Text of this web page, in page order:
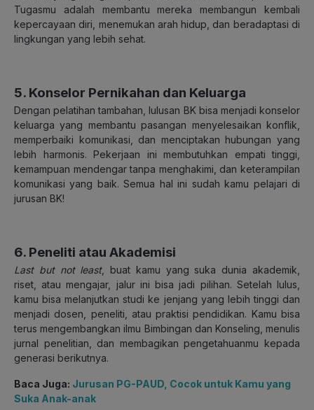
Tugasmu adalah membantu mereka membangun kembali
kepercayaan diri, menemukan arah hidup, dan beradaptasi di
lingkungan yang lebih sehat.
5. Konselor Pernikahan dan Keluarga
Dengan pelatihan tambahan, lulusan BK bisa menjadi konselor
keluarga yang membantu pasangan menyelesaikan konflik,
memperbaiki komunikasi, dan menciptakan hubungan yang
lebih harmonis. Pekerjaan ini membutuhkan empati tinggi,
kemampuan mendengar tanpa menghakimi, dan keterampilan
komunikasi yang baik. Semua hal ini sudah kamu pelajari di
jurusan BK!
6. Peneliti atau Akademisi
Last but not least, buat kamu yang suka dunia akademik,
riset, atau mengajar, jalur ini bisa jadi pilihan. Setelah lulus,
kamu bisa melanjutkan studi ke jenjang yang lebih tinggi dan
menjadi dosen, peneliti, atau praktisi pendidikan. Kamu bisa
terus mengembangkan ilmu Bimbingan dan Konseling, menulis
jurnal penelitian, dan membagikan pengetahuanmu kepada
generasi berikutnya.
Baca Juga: Jurusan PG-PAUD, Cocok untuk Kamu yang
Suka Anak-anak